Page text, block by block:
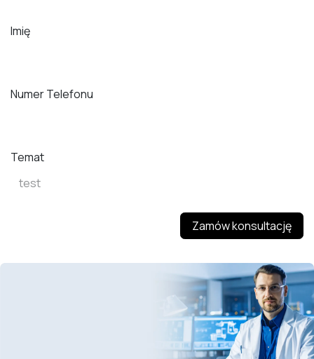
Imię
Numer Telefonu
Temat
Zamów konsultację